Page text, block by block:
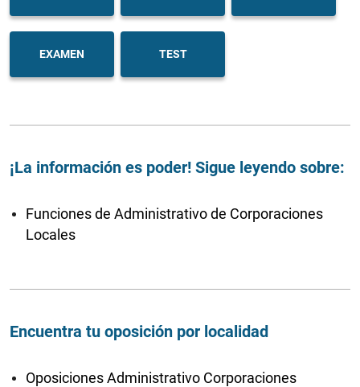
EXAMEN TEST
¡La información es poder! Sigue leyendo sobre:
Funciones de Administrativo de Corporaciones
Locales
Encuentra tu oposición por localidad
Oposiciones Administrativo Corporaciones